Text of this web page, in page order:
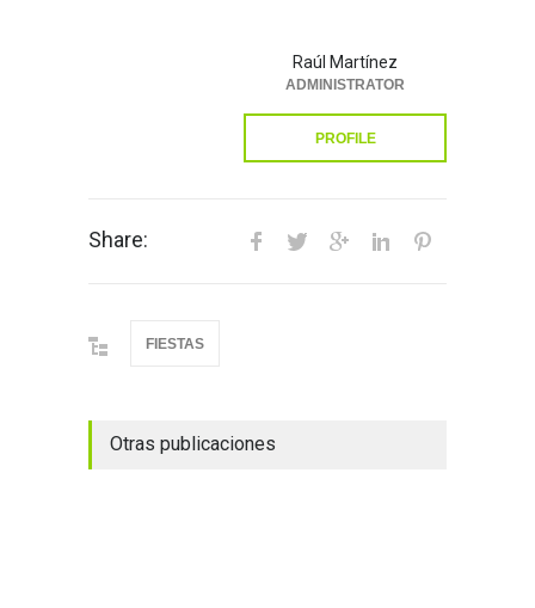
Raúl Martínez
ADMINISTRATOR
PROFILE
Share:
FIESTAS
Otras publicaciones